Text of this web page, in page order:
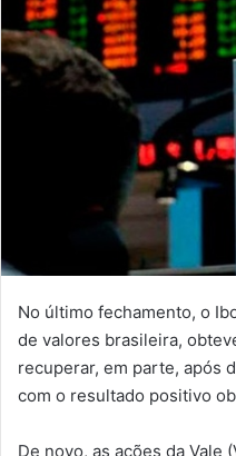
No último fechamento, o
de valores brasileira,
recuperar, em parte, após
com o resultado positivo
De novo, as ações da Vale